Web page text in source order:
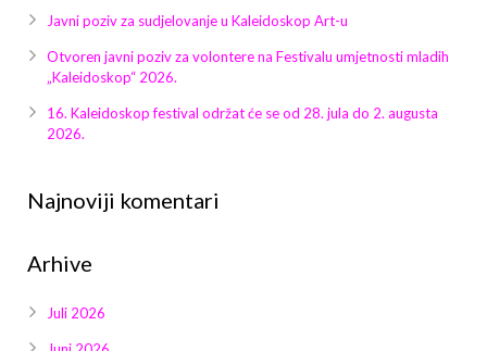
Galerija 2018
Galerija 2019
Galerija 2022
Galerija 2024
Galerija 2025
Javni poziv za sudjelovanje u Kaleidoskop Art-u
Otvoren javni poziv za volontere na Festivalu umjetnosti mladih
„Kaleidoskop“ 2026.
16. Kaleidoskop festival održat će se od 28. jula do 2. augusta
2026.
Najnoviji komentari
Arhive
Juli 2026